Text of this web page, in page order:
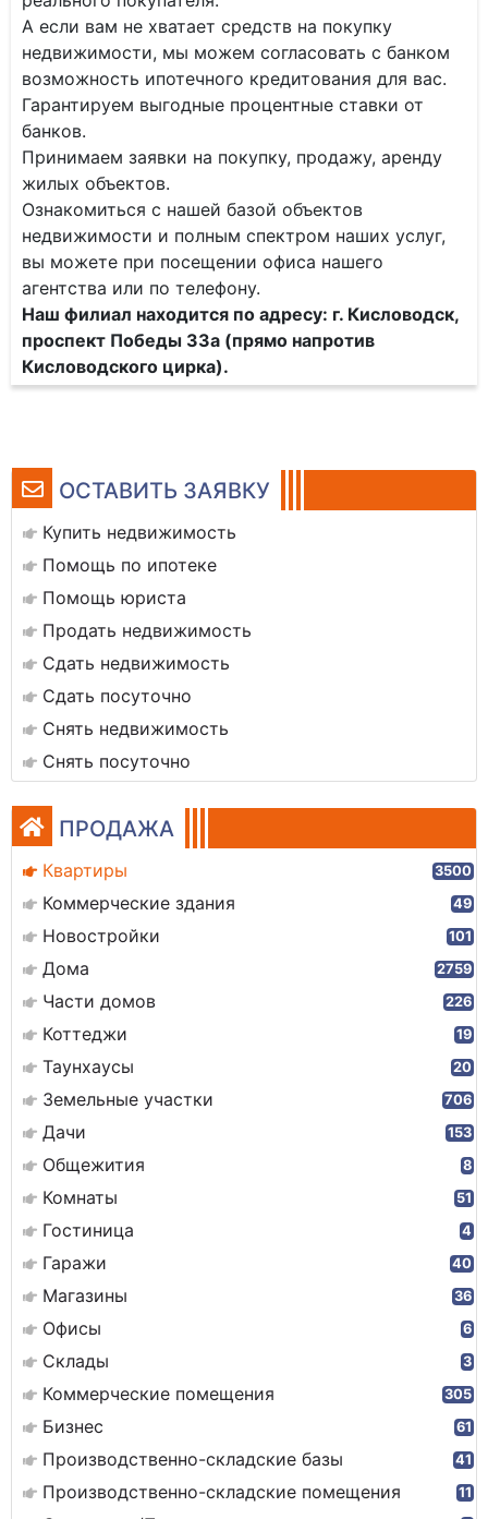
ОСТАВИТЬ ЗАЯВКУ
Купить недвижимость
Помощь по ипотеке
Помощь юриста
Продать недвижимость
Сдать недвижимость
Сдать посуточно
Снять недвижимость
Снять посуточно
ПРОДАЖА
Квартиры 3500
Коммерческие здания 49
Новостройки 101
Дома 2759
Части домов 226
Коттеджи 19
Таунхаусы 20
Земельные участки 706
Дачи 153
Общежития 8
Комнаты 51
Гостиница 4
Гаражи 40
Магазины 36
Офисы 6
Склады 3
Коммерческие помещения 305
Бизнес 61
Производственно-складские базы 41
Производственно-складские помещения 11
А если вам не хватает средств на покупку
недвижимости, мы можем согласовать с банком
возможность ипотечного кредитования для вас.
Гарантируем выгодные процентные ставки от
банков.
Принимаем заявки на покупку, продажу, аренду
жилых объектов.
Ознакомиться с нашей базой объектов
недвижимости и полным спектром наших услуг,
вы можете при посещении офиса нашего
агентства или по телефону.
Наш филиал находится по адресу: г. Кисловодск,
проспект Победы 33а (прямо напротив
Кисловодского цирка).